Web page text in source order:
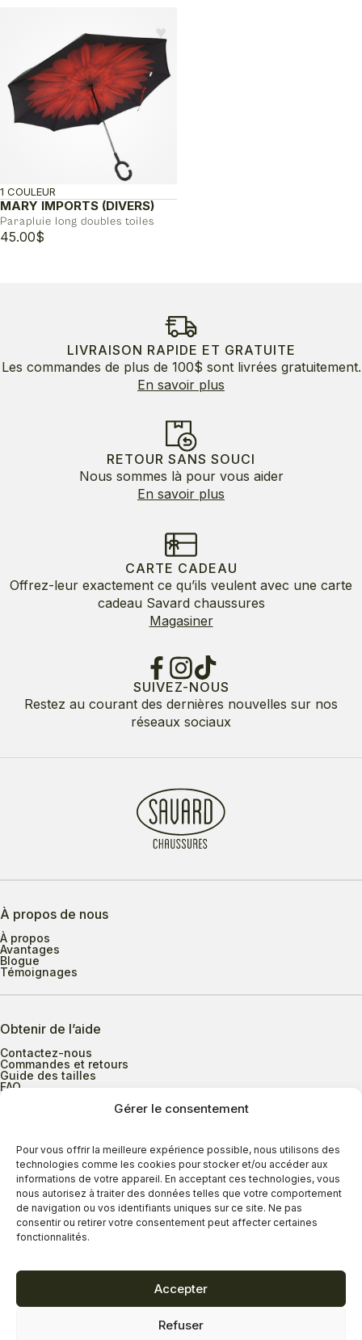
Gérer le consentement
Pour vous offrir la meilleure expérience possible, nous utilisons des
technologies comme les cookies pour stocker et/ou accéder aux
informations de votre appareil. En acceptant ces technologies, vous
nous autorisez à traiter des données telles que votre comportement
de navigation ou vos identifiants uniques sur ce site. Ne pas
consentir ou retirer votre consentement peut affecter certaines
fonctionnalités.
Accepter
Refuser
♥︎
MARY IMPORTS (DIVERS)
Parapluie long doubles toiles
1 COULEUR
45.00$
LIVRAISON RAPIDE ET GRATUITE
Les commandes de plus de 100$ sont livrées gratuitement.
En savoir plus
RETOUR SANS SOUCI
Nous sommes là pour vous aider
En savoir plus
CARTE CADEAU
Offrez-leur exactement ce qu’ils veulent avec une carte
cadeau Savard chaussures
Magasiner
SUIVEZ-NOUS
Restez au courant des dernières nouvelles sur nos
réseaux sociaux
À propos de nous
À propos
Avantages
Blogue
Témoignages
Obtenir de l’aide
Contactez-nous
Commandes et retours
Guide des tailles
FAQ
Heures d’ouverture
Lundi au mercredi
9h00 à 17h30
Jeudi
9h00 à 20h00
Vendredi
9h00 à 18h00
Dimanche
11h00 à 16h30